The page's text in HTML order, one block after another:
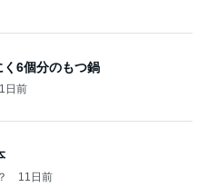
6個分のもつ鍋
1日前
11日前